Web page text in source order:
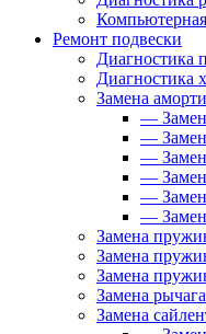
Ремонт подвески
Диагностика
Диагностика
Замена
—
—
—
—
—
—
Замена
Замена
Замена
Замена
Замена